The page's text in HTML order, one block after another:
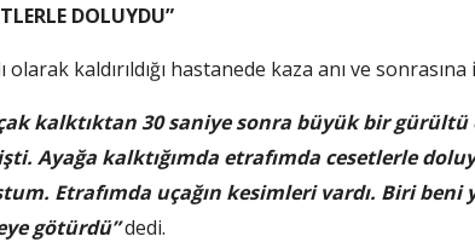
DOLUYDU”
olarak kaldırıldığı hastanede kaza anı ve sonrasına
kalktıktan 30 saniye sonra büyük bir gürültü
Ayağa kalktığımda etrafımda cesetlerle
Etrafımda uçağın kesimleri vardı. Biri
götürdü”dedi.